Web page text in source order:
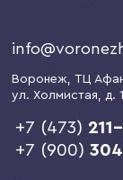
Воронеж, ТЦ
ул. Холмистая, д.
+7 (473)
+7 (900)